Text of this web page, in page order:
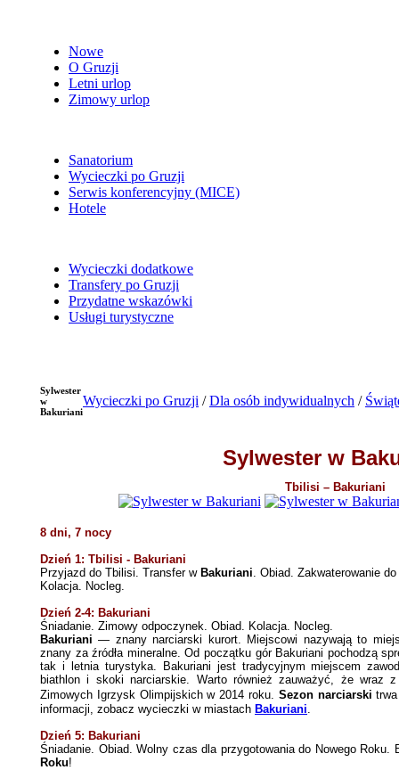
Nowe
O Gruzji
Letni urlop
Zimowy urlop
Sanatorium
Wycieczki po Gruzji
Serwis konferencyjny (MICE)
Hotele
Wycieczki dodatkowe
Transfery po Gruzji
Przydatne wskazówki
Usługi turystyczne
Sylwester
w
Bakuriani
Wycieczki po Gruzji /Dla osób indywidualnych /
Sylwester w
Tbilisi – Bakuriani
8 dni, 7 nocy
Dzień 1: Tbilisi - Bakuriani
Przyjazd do Tbilisi. Transfer wBakuriani. Obiad. Zakwaterowanie do
Kolacja. Nocleg.
Dzień 2-4: Bakuriani
Śniadanie. Zimowy odpoczynek. Obiad. Kolacja. Nocleg.
Bakuriani — znany narciarski kurort. Miejscowi nazywają to
znany za źródła mineralne. Od początku gór Bakuriani pochodzą
tak i letnia turystyka. Bakuriani jest tradycyjnym miejscem
biathlon i skoki narciarskie. Warto również zauważyć, że wraz z
Zimowych Igrzysk Olimpijskich w 2014 roku. Sezon narciarski
informacji, zobacz wycieczki w miastach Bakuriani.
Dzień 5: Bakuriani
Śniadanie. Obiad. Wolny czas dla przygotowania do Nowego Roku.
Roku!